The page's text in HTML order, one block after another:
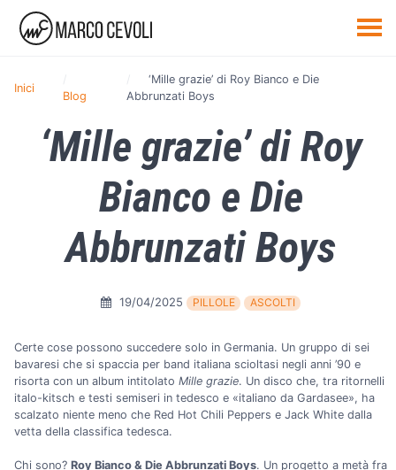
Inici
Blog
‘Mille grazie’ di Roy Bianco e Die
Abbrunzati Boys
‘Mille grazie’ di Roy
Bianco e Die
Abbrunzati Boys
19/04/2025 PILLOLE ASCOLTI
Certe cose possono succedere solo in Germania. Un gruppo di sei
bavaresi che si spaccia per band italiana scioltasi negli anni ’90 e
risorta con un album intitolato Mille grazie. Un disco che, tra ritornelli
italo-kitsch e testi semiseri in tedesco e «italiano da Gardasee», ha
scalzato niente meno che Red Hot Chili Peppers e Jack White dalla
vetta della classifica tedesca.
Chi sono? Roy Bianco & Die Abbrunzati Boys. Un progetto a metà fra